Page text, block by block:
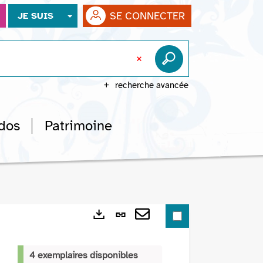
JE SUIS SE CONNECTER
recherche avancée
Patrimoine
Lien
(Nouvelle
4 exemplaires disponibles